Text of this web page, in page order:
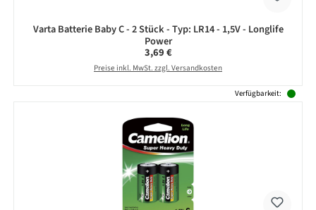
Varta Batterie Baby C - 2 Stück - Typ: LR14 - 1,5V - Longlife
Power
Regulärer Preis:
3,69 €
Preise inkl. MwSt. zzgl. Versandkosten
Verfügbarkeit: